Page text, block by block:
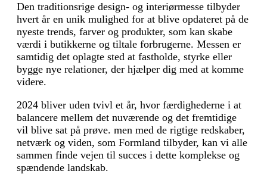
Den traditionsrige design- og interiørmesse tilbyder
hvert år en unik mulighed for at blive opdateret på de
nyeste trends, farver og produkter, som kan skabe
værdi i butikkerne og tiltale forbrugerne. Messen er
samtidig det oplagte sted at fastholde, styrke eller
bygge nye relationer, der hjælper dig med at komme
videre.
2024 bliver uden tvivl et år, hvor færdighederne i at
balancere mellem det nuværende og det fremtidige
vil blive sat på prøve. men med de rigtige redskaber,
netværk og viden, som Formland tilbyder, kan vi alle
sammen finde vejen til succes i dette komplekse og
spændende landskab.